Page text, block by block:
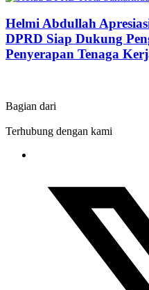
Helmi Abdullah
DPRD Siap Dukung
Penyerapan Tenaga
Bagian dari
Terhubung dengan kami